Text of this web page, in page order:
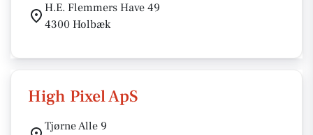
H.E. Flemmers Have 49
4300 Holbæk
High Pixel ApS
Tjørne Alle 9